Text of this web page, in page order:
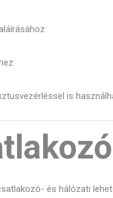
is
és hálózati